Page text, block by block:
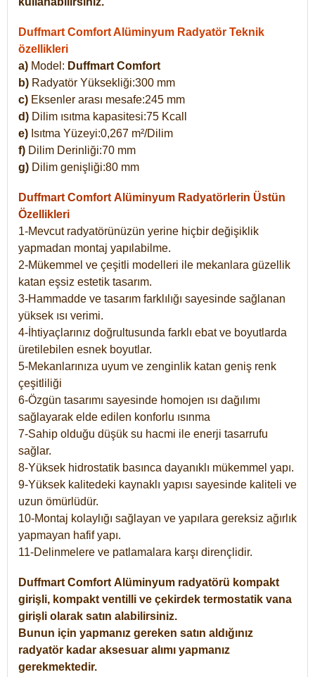
Duffmart Comfort Alüminyum Radyatör Teknik
özellikleri
a) Model: Duffmart Comfort
b) Radyatör Yüksekliği:300 mm
c) Eksenler arası mesafe:245 mm
d) Dilim ısıtma kapasitesi:75 Kcall
e) Isıtma Yüzeyi:0,267 m²/Dilim
f) Dilim Derinliği:70 mm
g) Dilim genişliği:80 mm
Duffmart Comfort Alüminyum Radyatörlerin Üstün
Özellikleri
1-Mevcut radyatörünüzün yerine hiçbir değişiklik
yapmadan montaj yapılabilme.
2-Mükemmel ve çeşitli modelleri ile mekanlara güzellik
katan eşsiz estetik tasarım.
3-Hammadde ve tasarım farklılığı sayesinde sağlanan
yüksek ısı verimi.
4-İhtiyaçlarınız doğrultusunda farklı ebat ve boyutlarda
üretilebilen esnek boyutlar.
5-Mekanlarınıza uyum ve zenginlik katan geniş renk
çeşitliliği
6-Özgün tasarımı sayesinde homojen ısı dağılımı
sağlayarak elde edilen konforlu ısınma
7-Sahip olduğu düşük su hacmi ile enerji tasarrufu
sağlar.
8-Yüksek hidrostatik basınca dayanıklı mükemmel yapı.
9-Yüksek kalitedeki kaynaklı yapısı sayesinde kaliteli ve
uzun ömürlüdür.
10-Montaj kolaylığı sağlayan ve yapılara gereksiz ağırlık
yapmayan hafif yapı.
11-Delinmelere ve patlamalara karşı dirençlidir.
Duffmart Comfort Alüminyum radyatörü kompakt
girişli, kompakt ventilli ve çekirdek termostatik vana
girişli olarak satın alabilirsiniz.
Bunun için yapmanız gereken satın aldığınız
radyatör kadar aksesuar alımı yapmanız
gerekmektedir.